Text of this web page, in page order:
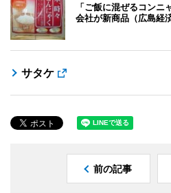
「ご飯に混ぜるコン
会社が新商品（広島経
サタケ
前の記事